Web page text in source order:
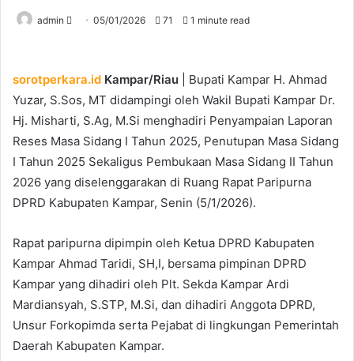
admin
Send05/01/2026 71 1 minute read
sorotperkara.id Kampar/Riau | Bupati Kampar H. Ahmad
Yuzar, S.Sos, MT didampingi oleh Wakil Bupati Kampar Dr.
Hj. Misharti, S.Ag, M.Si menghadiri Penyampaian Laporan
Reses Masa Sidang I Tahun 2025, Penutupan Masa Sidang
I Tahun 2025 Sekaligus Pembukaan Masa Sidang II Tahun
2026 yang diselenggarakan di Ruang Rapat Paripurna
DPRD Kabupaten Kampar, Senin (5/1/2026).
Rapat paripurna dipimpin oleh Ketua DPRD Kabupaten
Kampar Ahmad Taridi, SH,I, bersama pimpinan DPRD
Kampar yang dihadiri oleh Plt. Sekda Kampar Ardi
Mardiansyah, S.STP, M.Si, dan dihadiri Anggota DPRD,
Unsur Forkopimda serta Pejabat di lingkungan Pemerintah
Daerah Kabupaten Kampar.